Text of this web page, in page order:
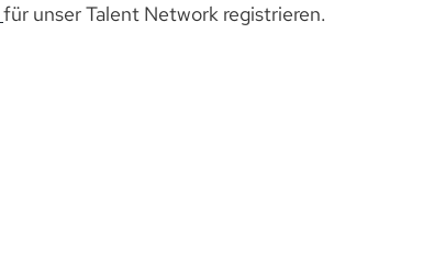
für unser Talent Network registrieren.